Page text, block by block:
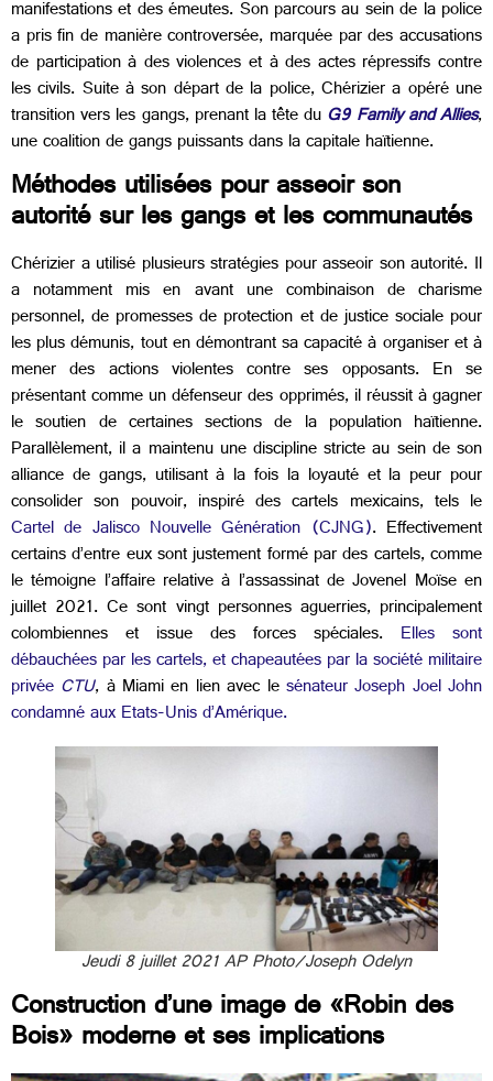
manifestations et des émeutes. Son parcours au sein de la police
a pris fin de manière controversée, marquée par des accusations
de participation à des violences et à des actes répressifs contre
les civils. Suite à son départ de la police, Chérizier a opéré une
transition vers les gangs, prenant la tête duG9 Family and Allies,
une coalition de gangs puissants dans la capitale haïtienne.
Méthodes utilisées pour asseoir son
autorité sur les gangs et les communautés
Chérizier a utilisé plusieurs stratégies pour asseoir son autorité. Il
a notamment mis en avant une combinaison de charisme
personnel, de promesses de protection et de justice sociale pour
les plus démunis, tout en démontrant sa capacité à organiser et à
mener des actions violentes contre ses opposants. En se
présentant comme un défenseur des opprimés, il réussit à gagner
le soutien de certaines sections de la population haïtienne.
Parallèlement, il a maintenu une discipline stricte au sein de son
alliance de gangs, utilisant à la fois la loyauté et la peur pour
consolider son pouvoir, inspiré des cartels mexicains, tels le
Cartel de Jalisco Nouvelle Génération (CJNG). Effectivement
certains d’entre eux sont justement formé par des cartels, comme
le témoigne l’affaire relative à l’assassinat de Jovenel Moïse en
juillet 2021. Ce sont vingt personnes aguerries, principalement
colombiennes et issue des forces spéciales. Elles sont
débauchées par les cartels, et chapeautées par la société militaire
privée CTU, à Miami en lien avec lesénateur Joseph Joel John
condamné aux Etats-Unis d’Amérique.
Jeudi 8 juillet 2021 AP Photo/Joseph Odelyn
Construction d’une image de«Robin des
Bois»moderne et ses implications